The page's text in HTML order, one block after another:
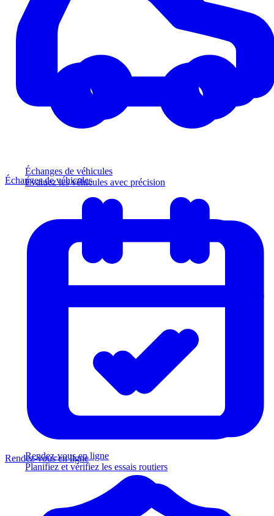
Échanges de véhicules
Évaluez les véhicules avec précision
Rendez-vous en ligne
Planifiez et vérifiez les essais routiers
Échanges de véhicules
Rendez-vous en ligne